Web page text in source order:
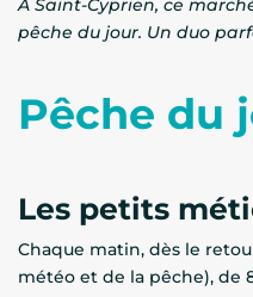
À Saint-Cyprien, ce
pêche du jour. Un duo
Pêche du
Les petits
Chaque matin, dès le
météo et de la pêche), de